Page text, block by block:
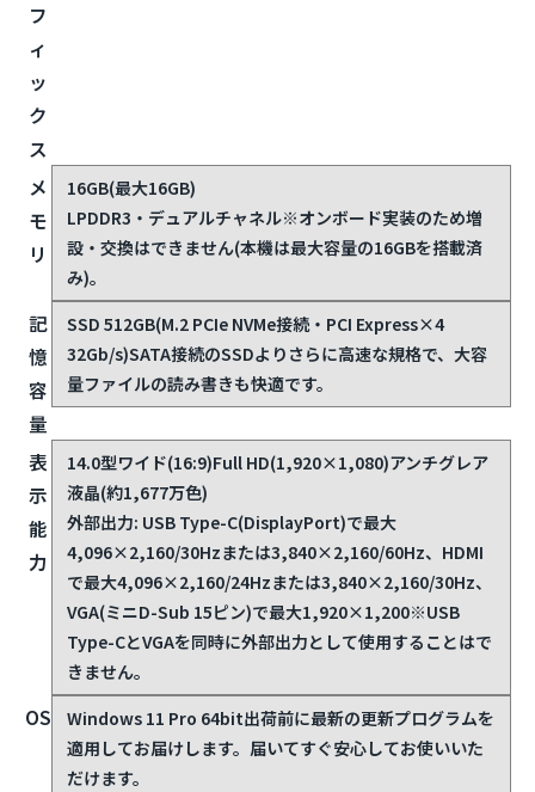
フ
ィ
ッ
ク
ス
メ
モ
リ
16GB(最大16GB)
LPDDR3・デュアルチャネル※オンボード実装のため増
設・交換はできません(本機は最大容量の16GBを搭載済
み)。
記
憶
容
量
SSD 512GB(M.2 PCIe NVMe接続・PCI Express×4
32Gb/s)SATA接続のSSDよりさらに高速な規格で、大容
量ファイルの読み書きも快適です。
表
示
能
力
14.0型ワイド(16:9)Full HD(1,920×1,080)アンチグレア
液晶(約1,677万色)
外部出力: USB Type-C(DisplayPort)で最大
4,096×2,160/30Hzまたは3,840×2,160/60Hz、HDMI
で最大4,096×2,160/24Hzまたは3,840×2,160/30Hz、
VGA(ミニD-Sub 15ピン)で最大1,920×1,200※USB
Type-CとVGAを同時に外部出力として使用することはで
きません。
OS Windows 11 Pro 64bit出荷前に最新の更新プログラムを
適用してお届けします。届いてすぐ安心してお使いいた
だけます。